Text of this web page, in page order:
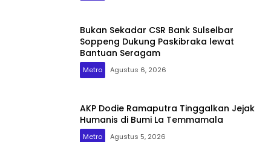
Bukan Sekadar CSR Bank Sulselbar
Soppeng Dukung Paskibraka lewat
Bantuan Seragam
Metro Agustus 6, 2026
AKP Dodie Ramaputra Tinggalkan Jejak
Humanis di Bumi La Temmamala
Metro Agustus 5, 2026